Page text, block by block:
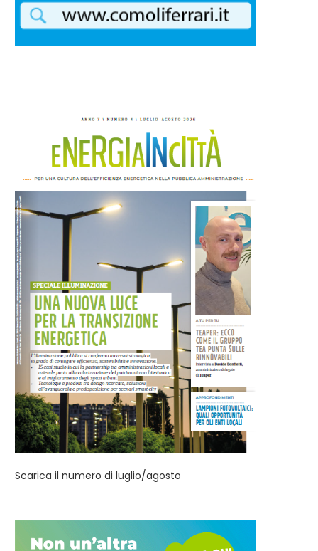
Bergamo: entro l’estate si
conclude la riqualificazione
energetica...
Energia in Città:
numero di luglio/
Scarica il numero di luglio/agosto